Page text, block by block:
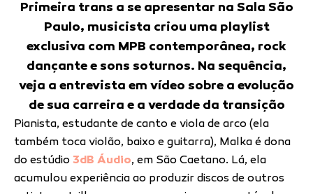
Primeira trans a se apresentar na Sala São
Paulo, musicista criou uma playlist
exclusiva com MPB contemporânea, rock
dançante e sons soturnos. Na sequência,
veja a entrevista em vídeo sobre a evolução
de sua carreira e a verdade da transição
Pianista, estudante de canto e viola de arco (ela
também toca violão, baixo e guitarra), Malka é dona
do estúdio 3dB Áudio, em São Caetano. Lá, ela
acumulou experiência ao produzir discos de outros